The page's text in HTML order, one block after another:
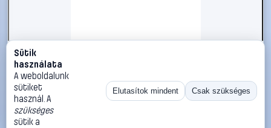
#1785758
Kúpos szeg 4 mm rozsdamentes acél A1 TOOLCRAFT TO-
5357274 50 db
TOOLCRAFT Illesztőszegek, kúpos csapok
14 990 Ft
Sütik
használata
A weboldalunk
sütiket
használ. A
szükséges
sütik a
Elutasítok mindent Csak szükséges